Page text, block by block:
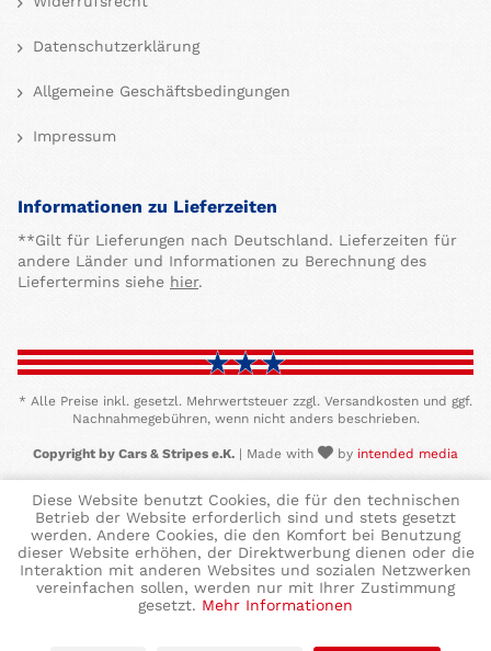
Datenschutzerklärung
Allgemeine Geschäftsbedingungen
Impressum
Informationen zu Lieferzeiten
**Gilt für Lieferungen nach Deutschland. Lieferzeiten für
andere Länder und Informationen zu Berechnung des
Liefertermins siehe hier.
* Alle Preise inkl. gesetzl. Mehrwertsteuer zzgl. Versandkosten und ggf.
Nachnahmegebühren, wenn nicht anders beschrieben.
Copyright by Cars & Stripes e.K. | Made with by intended media
Diese Website benutzt Cookies, die für den technischen
Betrieb der Website erforderlich sind und stets gesetzt
werden. Andere Cookies, die den Komfort bei Benutzung
dieser Website erhöhen, der Direktwerbung dienen oder die
Interaktion mit anderen Websites und sozialen Netzwerken
vereinfachen sollen, werden nur mit Ihrer Zustimmung
gesetzt. Mehr Informationen